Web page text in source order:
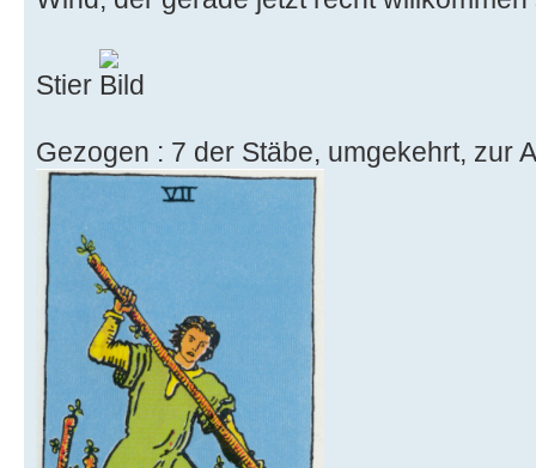
Stier
Gezogen : 7 der Stäbe, umgekehrt, zur